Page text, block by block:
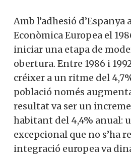
Amb l’adhesió
Econòmica Europea el
iniciar una etapa de
obertura. Entre 1986 i
créixer a un ritme del
població només
resultat va ser un
habitant del 4,4% anual:
excepcional que no s’ha
integració europea va